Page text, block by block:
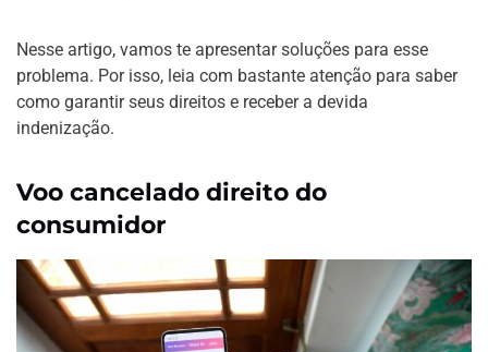
Nesse artigo, vamos te apresentar soluções para esse
problema. Por isso, leia com bastante atenção para saber
como garantir seus direitos e receber a devida
indenização.
Voo cancelado direito do
consumidor